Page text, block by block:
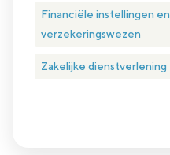
Financiële instellingen en
verzekeringswezen
Zakelijke dienstverlening